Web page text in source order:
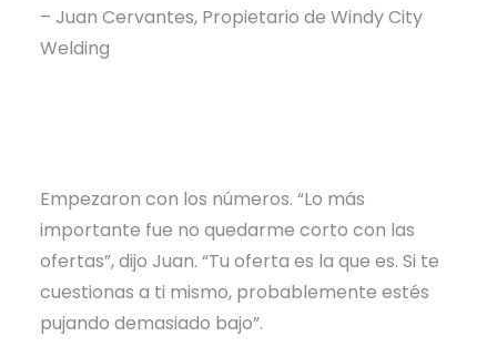
– Juan Cervantes, Propietario de Windy City
Welding
Empezaron con los números. “Lo más
importante fue no quedarme corto con las
ofertas”, dijo Juan. “Tu oferta es la que es. Si te
cuestionas a ti mismo, probablemente estés
pujando demasiado bajo”.